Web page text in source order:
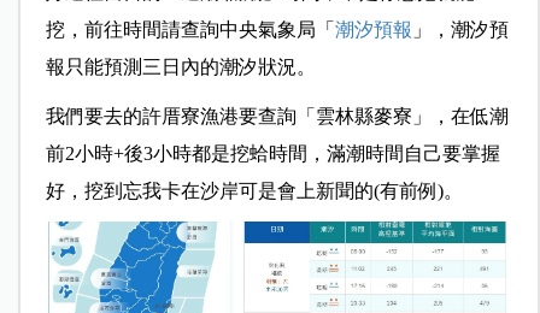
挖，前往時間請查詢中央氣象局「 潮汐預報 」，潮汐預
報只能預測三日內的潮汐狀況。
我們要去的許厝寮漁港要查詢「雲林縣麥寮」，在低潮
前2小時+後3小時都是挖蛤時間，滿潮時間自己要掌握
好，挖到忘我卡在沙岸可是會上新聞的(有前例)。